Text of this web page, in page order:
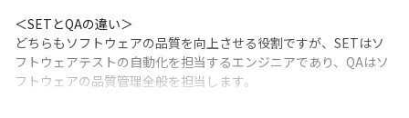
＜SETとQAの違い＞
どちらもソフトウェアの品質を向上させる役割ですが、SETはソ
フトウェアテストの自動化を担当するエンジニアであり、QAはソ
フトウェアの品質管理全般を担当します。